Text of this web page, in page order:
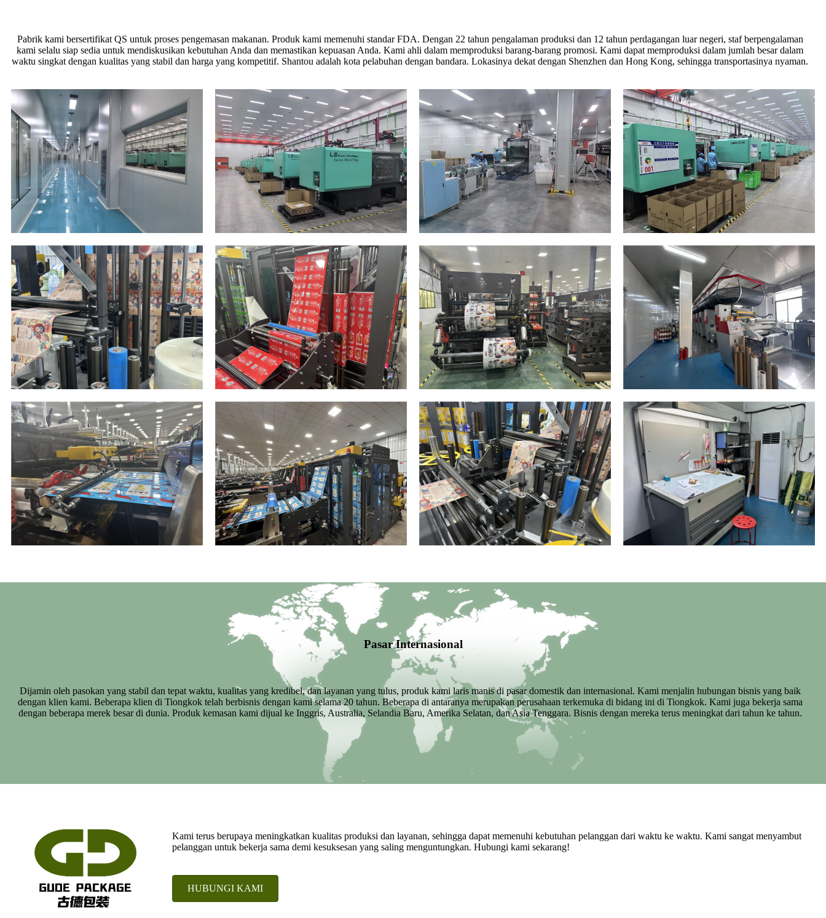
Pabrik kami bersertifikat QS untuk proses pengemasan makanan. Produk kami memenuhi standar FDA. Dengan 22 tahun pengalaman produksi dan 12 tahun perdagangan luar negeri, staf berpengalaman
kami selalu siap sedia untuk mendiskusikan kebutuhan Anda dan memastikan kepuasan Anda. Kami ahli dalam memproduksi barang-barang promosi. Kami dapat memproduksi dalam jumlah besar dalam
waktu singkat dengan kualitas yang stabil dan harga yang kompetitif. Shantou adalah kota pelabuhan dengan bandara. Lokasinya dekat dengan Shenzhen dan Hong Kong, sehingga transportasinya nyaman.
Pasar Internasional
Dijamin oleh pasokan yang stabil dan tepat waktu, kualitas yang kredibel, dan layanan yang tulus, produk kami laris manis di pasar domestik dan internasional. Kami menjalin hubungan bisnis yang baik
dengan klien kami. Beberapa klien di Tiongkok telah berbisnis dengan kami selama 20 tahun. Beberapa di antaranya merupakan perusahaan terkemuka di bidang ini di Tiongkok. Kami juga bekerja sama
dengan beberapa merek besar di dunia. Produk kemasan kami dijual ke Inggris, Australia, Selandia Baru, Amerika Selatan, dan Asia Tenggara. Bisnis dengan mereka terus meningkat dari tahun ke tahun.
Kami terus berupaya meningkatkan kualitas produksi dan layanan, sehingga dapat memenuhi kebutuhan pelanggan dari waktu ke waktu. Kami sangat menyambut
pelanggan untuk bekerja sama demi kesuksesan yang saling menguntungkan. Hubungi kami sekarang!
HUBUNGI KAMI